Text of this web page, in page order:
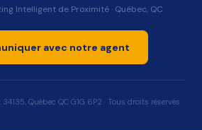
Intelligent de Proximité · Québec, QC
avec notre agent
Québec QC G1G 6P2 · Tous droits réservés